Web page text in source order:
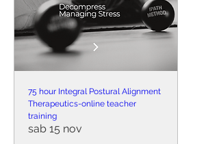
75 hour Integral Postural Alignment
Therapeutics-online teacher
training
sab 15 nov